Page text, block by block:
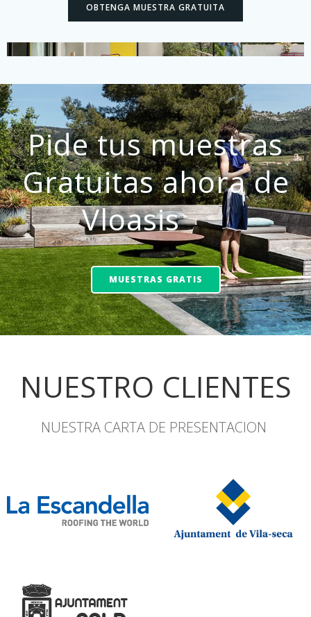
OBTENGA MUESTRA GRATUITA
Pide tus muestras
Gratuitas ahora de
Vloasis
MUESTRAS GRATIS
NUESTRO CLIENTES
NUESTRA CARTA DE PRESENTACION